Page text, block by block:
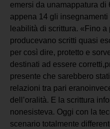
emersi da unamappatura
appena 14 gli
leabilità di scrittura. «Fino
producevano scritti quasi
per così dire, protetto e
destinati ad essere
presente che sarebbero
relazioni tra pari
dell’oralità. E la scrittura
nonesisteva. Oggi con la
scenario totalmente